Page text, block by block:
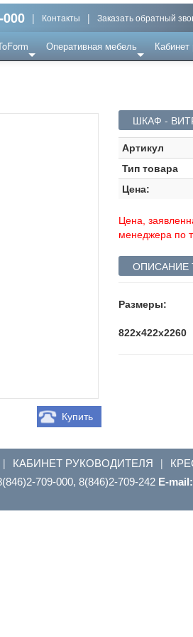
000 | Контакты | Заказать обратный
Оперативная мебель Кабинет
Купить
ШКАФ -
Артикул
Тип товара
Цена:
Цена,
менеджера по
ОПИСАНИЕ
Размеры:
822x422x2260
| КАБИНЕТ РУКОВОДИТЕЛЯ |
709-000, 8(846)2-709-242 E-mail: